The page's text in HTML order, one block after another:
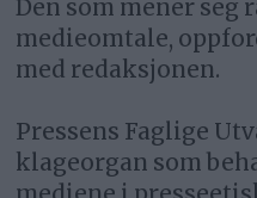
Den som mener seg
medieomtale,
med redaksjonen.
Pressens Faglige
klageorgan som